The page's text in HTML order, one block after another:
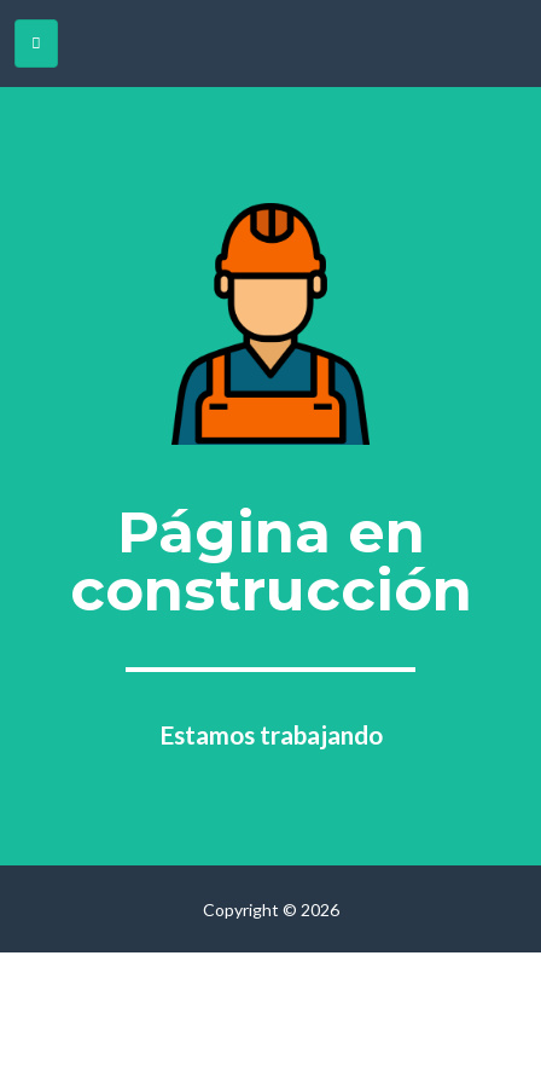
Página en
construcción
Estamos trabajando
Copyright © 2026